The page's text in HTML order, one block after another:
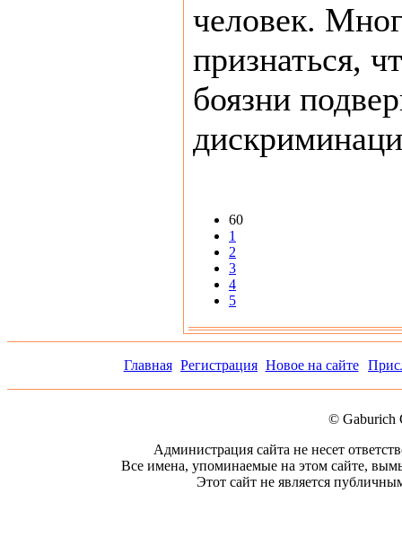
человек.
признаться,
боязни
60
1
2
3
4
5
Главная Регистрация Новое на сайте
© Gaburich
Администрация сайта не несет
Все имена, упоминаемые на этом сайте,
Этот сайт не является